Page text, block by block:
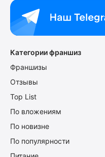
Категории франшиз
Франшизы
Отзывы
Top List
По вложениям
По новизне
По популярности